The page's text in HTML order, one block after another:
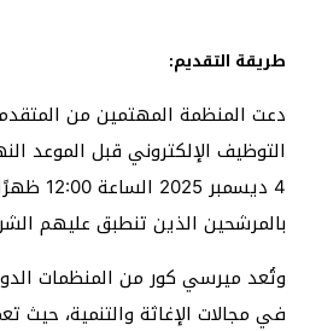
طريقة التقديم:
دعت المنظمة المهتمين من
التوظيف الإلكتروني قبل الموعد
4
بالمرشحين الذين تنطبق عليهم
وتُعد ميرسي كور من المنظمات
في مجالات الإغاثة والتنمية، حيث